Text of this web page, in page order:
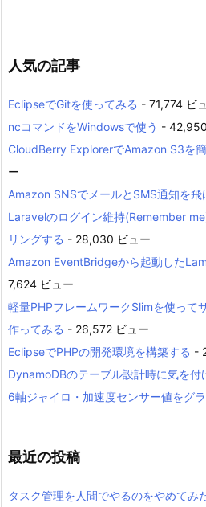
人気の記事
EclipseでGitを使ってみる - 71,774 ビ
ncコマンドをWindowsで使う -
CloudBerry ExplorerでAmazon S3を
ー
Amazon SNSでメールとSMS通知を飛
Laravelのログイン維持(Remember
リングする - 28,030 ビュー
Amazon EventBridgeから起動した
7,624 ビュー
軽量PHPフレームワークSlimを使って
作ってみる - 26,572 ビュー
EclipseでPHPの開発環境を構築する -
DynamoDBのテーブル設計時に気を付
6軸ジャイロ・加速度センサー値をグ
最近の投稿
タスク管理を人間でやるのをやめてみ